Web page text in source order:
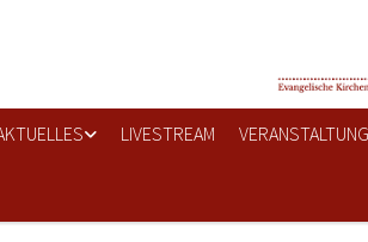
LIVESTREAM